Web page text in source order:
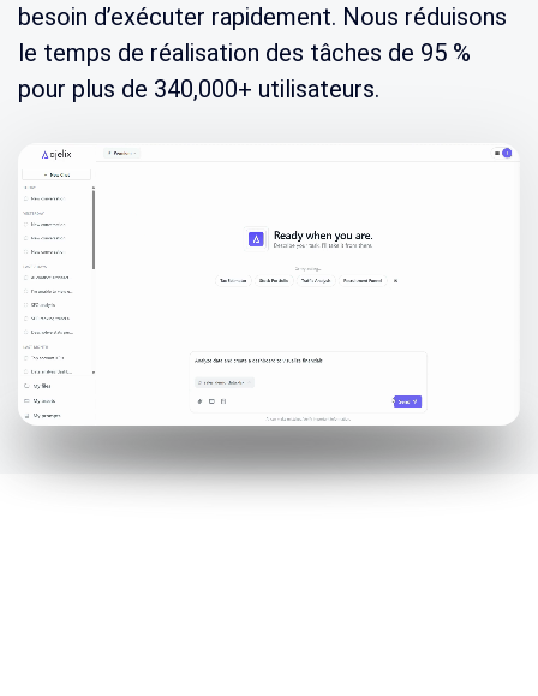
besoin d’exécuter rapidement. Nous réduisons
le temps de réalisation des tâches de 95 %
pour plus de 340,000+ utilisateurs.